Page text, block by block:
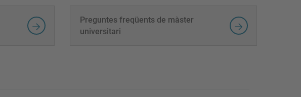
Preguntes freqüents de màster
universitari